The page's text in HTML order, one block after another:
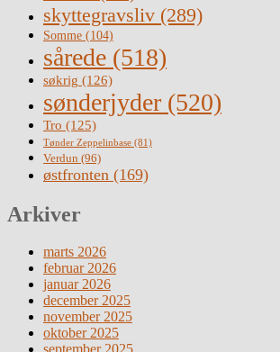
skyttegravsliv (289)
Somme (104)
sårede (518)
søkrig (126)
sønderjyder (520)
Tro (125)
Tønder Zeppelinbase (81)
Verdun (96)
østfronten (169)
Arkiver
marts 2026
februar 2026
januar 2026
december 2025
november 2025
oktober 2025